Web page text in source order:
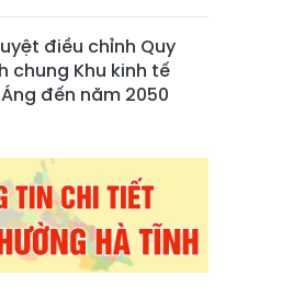
điều chỉnh Quy
chung Khu kinh tế
đến năm 2050